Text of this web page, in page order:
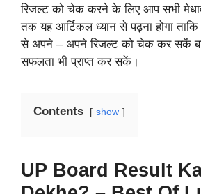
रिजल्ट को चेक करने के लिए आप सभी मेधावी
तक यह आर्टिकल ध्यान से पढ़ना होगा
से अपने – अपने रिजल्ट को चेक कर सकें
सफलता भी प्राप्त कर सकें।
Contents show
UP Board Result